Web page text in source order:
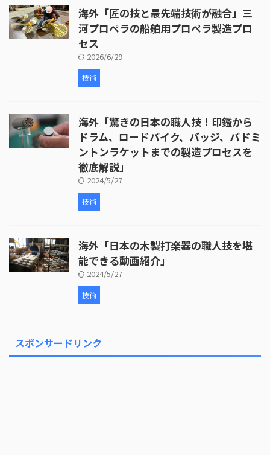
海外「匠の技と最先端技術が融合」三
河プロペラの船舶用プロペラ製造プロ
セス
2026/6/29
技術
海外「驚きの日本の職人技！印鑑から
ドラム、ロードバイク、バッジ、バドミ
ントンラケットまでの製造プロセスを
徹底解説」
2024/5/27
技術
海外「日本の木製打楽器の職人技を堪
能できる動画紹介」
2024/5/27
技術
スポンサードリンク